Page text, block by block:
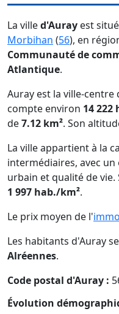
La villed'Auray est
Morbihan (56), en
Communauté de
Atlantique.
Auray est la ville-
compte environ 14
de7.12 km². Son
La ville appartient à la
intermédiaires, avec
urbain et qualité de
1 997 hab./km².
Le prix moyen de l'
Les habitants d'Auray
Alréennes.
Code postal d'Auray :
Évolution